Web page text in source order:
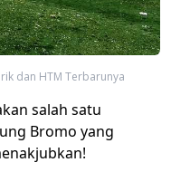
dan HTM Terbarunya
salah satu
Bromo yang